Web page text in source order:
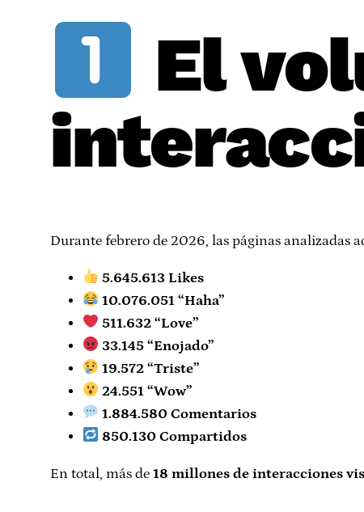
El
Durante febrero de 2026, las páginas analizadas
5.645.613 Likes
10.076.051 “Haha”
511.632 “Love”
33.145 “Enojado”
19.572 “Triste”
24.551 “Wow”
1.884.580 Comentarios
850.130 Compartidos
En total, más de 18 millones de interacciones